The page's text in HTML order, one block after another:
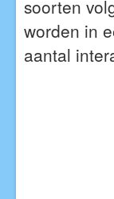
soorten
worden in
aantal